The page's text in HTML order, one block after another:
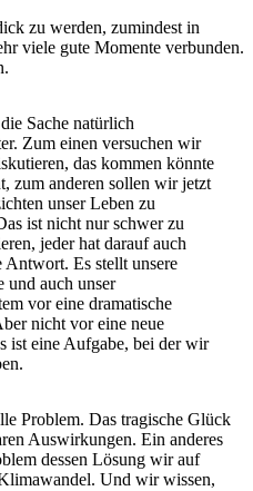
zu werden, zumindest in
viele gute Momente verbunden.
Sache natürlich
Zum einen versuchen wir
das kommen könnte
zum anderen sollen wir jetzt
unser Leben zu
ist nicht nur schwer zu
jeder hat darauf auch
Antwort. Es stellt unsere
und auch unser
vor eine dramatische
nicht vor eine neue
ist eine Aufgabe, bei der wir
Problem. Das tragische Glück
Auswirkungen. Ein anderes
dessen Lösung wir auf
Und wir wissen,